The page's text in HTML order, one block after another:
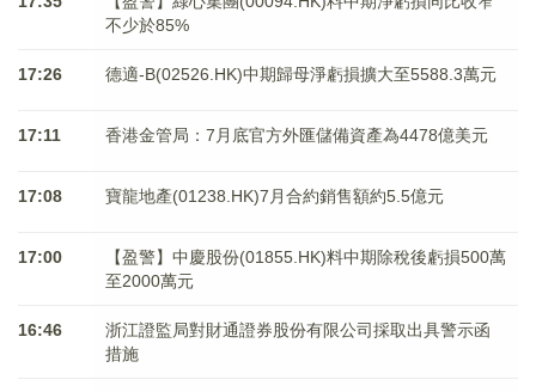
不少於85%
17:26 德適-B(02526.HK)中期歸母淨虧損擴大至5588.3萬元
17:11 香港金管局：7月底官方外匯儲備資產為4478億美元
17:08 寶龍地產(01238.HK)7月合約銷售額約5.5億元
17:00
【盈警】中慶股份(01855.HK)料中期除稅後虧損500萬
至2000萬元
16:46
浙江證監局對財通證券股份有限公司採取出具警示函
措施